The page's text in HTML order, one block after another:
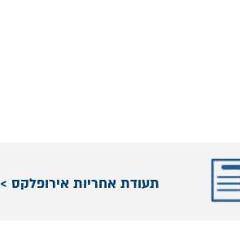
תעודת אחריות אירופלקס >